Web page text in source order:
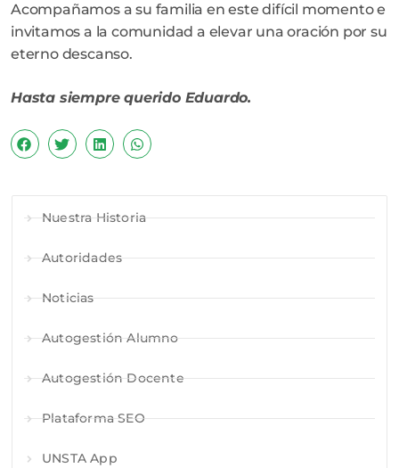
Acompañamos a su familia en este difícil momento e
invitamos a la comunidad a elevar una oración por su
eterno descanso.
Hasta siempre querido Eduardo.
Nuestra Historia
Autoridades
Noticias
Autogestión Alumno
Autogestión Docente
Plataforma SEO
UNSTA App